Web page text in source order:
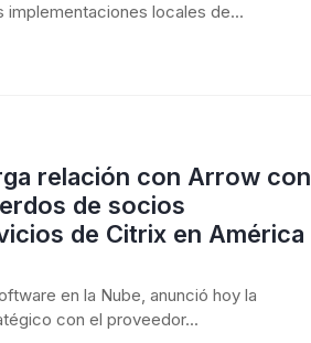
implementaciones locales de...
relación con Arrow con
de socios
de Citrix en América
en la Nube, anunció hoy la
con el proveedor...